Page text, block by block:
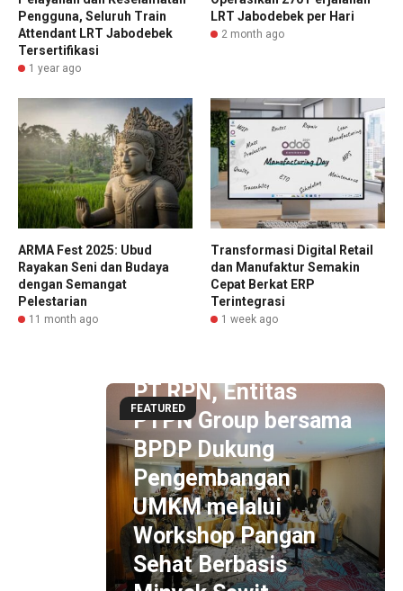
Pengguna, Seluruh Train
Attendant LRT Jabodebek
Tersertifikasi
1 year ago
LRT Jabodebek per Hari
2 month ago
ARMA Fest 2025: Ubud
Rayakan Seni dan Budaya
dengan Semangat
Pelestarian
11 month ago
Transformasi Digital Retail
dan Manufaktur Semakin
Cepat Berkat ERP
Terintegrasi
1 week ago
FEATURED
PT RPN, Entitas
PTPN Group bersama
BPDP Dukung
Pengembangan
UMKM melalui
Workshop Pangan
Sehat Berbasis